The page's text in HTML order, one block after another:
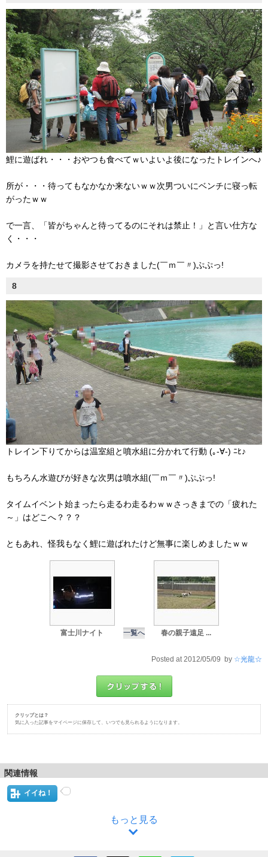
鯉に遊ばれ・・・おやつも食べてｗいよいよ後になったトレインへ♪
所が・・・待ってもなかなか来ないｗｗ次男ついにベンチに寝っ転
がったｗｗ
で一言、「皆がちゃんと待ってるのにそれは禁止！」と言い仕方な
く・・・
カメラを持たせて撮影させておきました(￣ｍ￣〃)ぷぷっ!
8
トレイン下りてからは温室組と噴水組に分かれて行動 (｡-∀-) ﾆﾋ♪
もちろん水遊びが好きな次男は噴水組(￣ｍ￣〃)ぷぷっ!
タイムイベント始まったら走るわ走るわｗｗさっきまでの「疲れた
～」はどこへ？？？
ともあれ、怪我もなく鯉に遊ばれたけど無事に楽しめましたｗｗ
富士川ナイト 一覧へ 春の親子遠足 ...
Posted at 2012/05/09 by ☆光龍☆
クリップとは？
気に入った記事をマイページに保存して、いつでも見られるようになります。
関連情報
イイね！
もっと見る